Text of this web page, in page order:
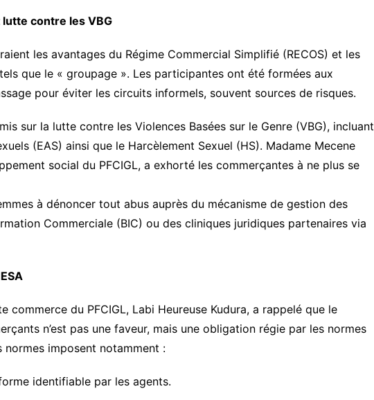
lutte contre les VBG
les avantages du Régime Commercial Simplifié (RECOS) et les
que le « groupage ». Les participantes ont été formées aux
pour éviter les circuits informels, souvent sources de risques.
sur la lutte contre les Violences Basées sur le Genre (VBG), incluant
(EAS) ainsi que le Harcèlement Sexuel (HS). Madame Mecene
social du PFCIGL, a exhorté les commerçantes à ne plus se
à dénoncer tout abus auprès du mécanisme de gestion des
Commerciale (BIC) ou des cliniques juridiques partenaires via
commerce du PFCIGL, Labi Heureuse Kudura, a rappelé que le
n’est pas une faveur, mais une obligation régie par les normes
normes imposent notamment :
identifiable par les agents.